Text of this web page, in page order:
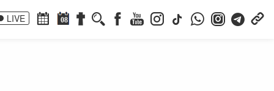
LIVE 08